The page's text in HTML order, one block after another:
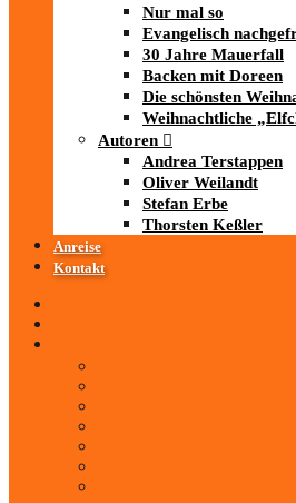
Nur mal so
Evangelisch
30 Jahre Mauerfall
Backen mit Doreen
Die schönsten
Weihnachtliche
Autoren
Andrea Terstappen
Oliver Weilandt
Stefan Erbe
Thorsten Keßler
Anreise
Kontakt